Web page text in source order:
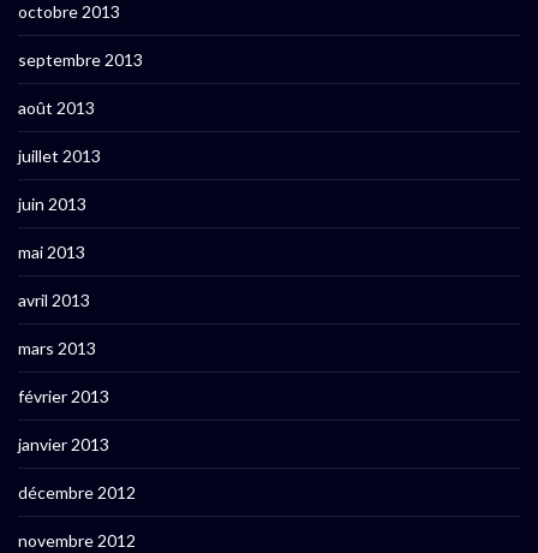
octobre 2013
septembre 2013
août 2013
juillet 2013
juin 2013
mai 2013
avril 2013
mars 2013
février 2013
janvier 2013
décembre 2012
novembre 2012